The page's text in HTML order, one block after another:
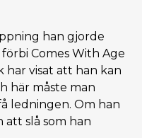
han gjorde
Comes With Age
har visat att han kan
här måste man
ledningen. Om han
slå som han